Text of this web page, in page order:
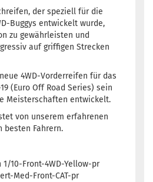
der speziell für die
Buggys entwickelt wurde,
zu gewährleisten und
auf griffigen Strecken
4WD-Vorderreifen für das
(Euro Off Road Series) sein
Meisterschaften entwickelt.
von unserem erfahrenen
besten Fahrern.
1/10-Front-4WD-Yellow-pr
Med-Front-CAT-pr